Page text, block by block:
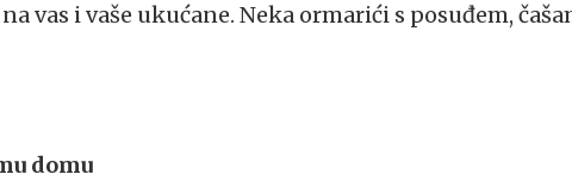
vas i vaše ukućane. Neka ormarići s posuđem,
domu